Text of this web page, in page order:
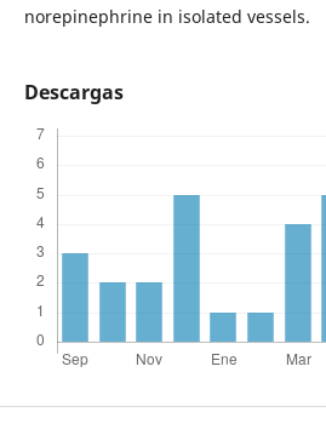
norepinephrine in isolated vessels.
Descargas